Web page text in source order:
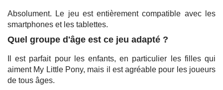
Absolument. Le jeu est entièrement compatible avec les
smartphones et les tablettes.
Quel groupe d'âge est ce jeu adapté ?
Il est parfait pour les enfants, en particulier les filles qui
aiment My Little Pony, mais il est agréable pour les joueurs
de tous âges.